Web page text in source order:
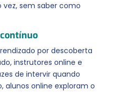
sem saber como
por descoberta
instrutores online e
de intervir quando
alunos online exploram o